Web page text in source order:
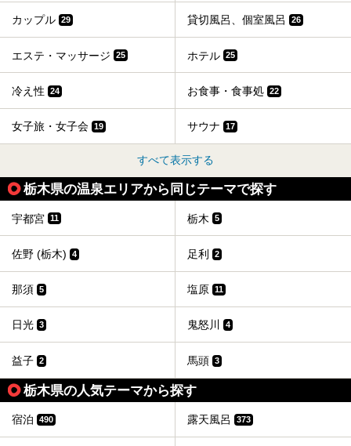
カップル 29 貸切風呂、個室風呂 26
エステ・マッサージ 25 ホテル 25
冷え性 24 お食事・食事処 22
女子旅・女子会 19 サウナ 17
すべて表示する
栃木県の温泉エリアから同じテーマで探す
宇都宮 11 栃木 5
佐野 (栃木) 4 足利 2
那須 5 塩原 11
日光 3 鬼怒川 4
益子 2 馬頭 3
栃木県の人気テーマから探す
宿泊 490 露天風呂 373